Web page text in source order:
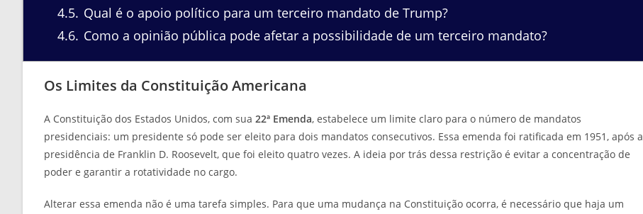
4.5 Qual é o apoio político para um terceiro mandato de Trump?
4.6 Como a opinião pública pode afetar a possibilidade de um terceiro mandato?
Os Limites da Constituição Americana
A Constituição dos Estados Unidos, com sua 22ª Emenda, estabelece um limite claro para o número de mandatos
presidenciais: um presidente só pode ser eleito para dois mandatos consecutivos. Essa emenda foi ratificada em 1951, após a
presidência de Franklin D. Roosevelt, que foi eleito quatro vezes. A ideia por trás dessa restrição é evitar a concentração de
poder e garantir a rotatividade no cargo.
Alterar essa emenda não é uma tarefa simples. Para que uma mudança na Constituição ocorra, é necessário que haja um